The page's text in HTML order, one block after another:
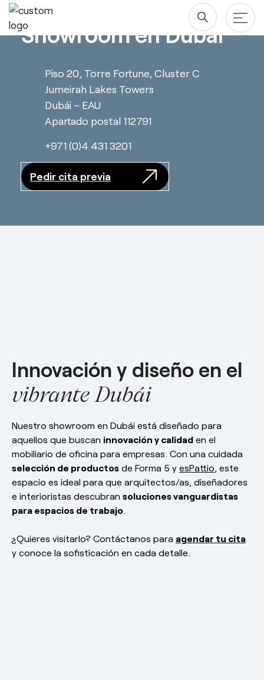
Saltar
contenido
Productos
Almacenaje
Paneles Separadores
Sillas
Proyectos
Blog y newsroom
Diseñadores
Descargas
Descargas
Acuerdo Marco
Área Privada
EN ES FR DE
Showroom en Dubái
Piso 20, Torre Fortune, Cluster C
Jumeirah Lakes Towers
Dubái – EAU
Apartado postal 112791
+971 (0)4 431 3201
Pedir cita previa
Innovación y diseño en el
vibrante Dubái
Nuestro showroom en Dubái está diseñado para
aquellos que buscan innovación y calidad en el
mobiliario de oficina para empresas. Con una cuidada
selección de productos de Forma 5 y esPattio, este
espacio es ideal para que arquitectos/as, diseñadores
e interioristas descubran soluciones vanguardistas
para espacios de trabajo.
¿Quieres visitarlo? Contáctanos para agendar tu cita
y conoce la sofisticación en cada detalle.